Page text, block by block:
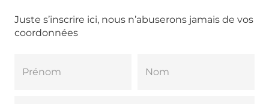
Juste s’inscrire ici, nous n’abuserons jamais de vos
coordonnées